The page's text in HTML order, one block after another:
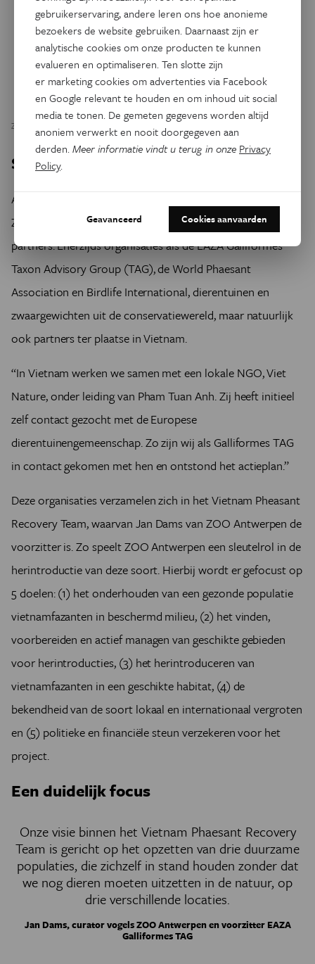
ZOO Antwerpen - Jonas Verhulst
Samenwerken voor succesverhaal
Al die puzzelstukken in elkaar laten passen, dat is iets wat
ZOO Antwerpen niet alleen doet, maar met een aantal
partners. Enerzijds organisaties als de EAZA Galliformes
Taxon Advisory Group (TAG), de World Phaesant
Association en Birdlife International, dierentuinen en
zwaargewichten uit de conservatiewereld, maar natuurlijk
ook partners ter plaatse in Vietnam.
“In Vietnam werken we samen met een lokale NGO, Viet
Nature, onder leiding van Pham Tuan Anh. Zij heeft initieel
zelf contact gezocht met de Europese
dierentuinengemeenschap. Zo zijn wij als Galliformes TAG
in contact gekomen met hen en ontstond het actieplan.”
Deze organisaties verzamelen zich in het Vietnam Pheasant
Recovery Team, waarvan Jan Dams van ZOO Antwerpen de
voorzitter is. Zo speelt ZOO Antwerpen een sleutelrol in de
herintroductie van deze soort. Hierbij wordt er gefocust op
5 doelen: (1) het onderhouden van een gezonde populatie
vietnamfazanten in beschermd milieu, (2) het vinden,
voorbereiden en actief managen van geschikte gebieden
voor herintroducties, (3) het herintroduceren van
vietnamfazanten in een geschikte habitat, (4) de
bekendheid van de soort lokaal en internationaal vergroten
en (5) politieke en financiële steun verzekeren voor het
project.
Een duidelijk focus
Onze visie binnen het Vietnam Phaesant Recovery
Team is gericht op het opzetten van drie duurzame
populaties, die zichzelf in stand houden zonder dat
we nog dieren moeten uitzetten in de natuur, op
drie verschillende locaties.
Jan Dams, curator vogels ZOO Antwerpen en voorzitter EAZA
Galliformes TAG
gebruikerservaring, andere leren ons hoe anonieme
bezoekers de website gebruiken. Daarnaast zijn er
analytische cookies om onze producten te kunnen
evalueren en optimaliseren. Ten slotte zijn
er marketing cookies om advertenties via Facebook
en Google relevant te houden en om inhoud uit social
media te tonen. De gemeten gegevens worden altijd
anoniem verwerkt en nooit doorgegeven aan
derden.Meer informatie vindt u terug in onze Privacy
Policy.
Geavanceerd Cookies aanvaarden